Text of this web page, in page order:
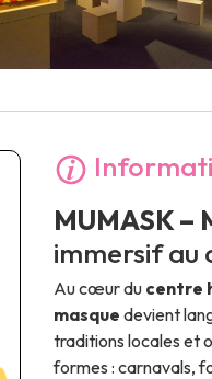
MUMASK –
immersif au
Au cœur du centre
masque devient
traditions locales et
formes : carnavals,